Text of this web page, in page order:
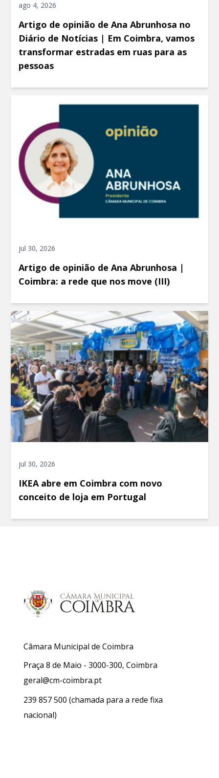
ago 4, 2026
Artigo de opinião de Ana Abrunhosa no
Diário de Notícias | Em Coimbra, vamos
transformar estradas em ruas para as
pessoas
jul 30, 2026
Artigo de opinião de Ana Abrunhosa |
Coimbra: a rede que nos move (III)
jul 30, 2026
IKEA abre em Coimbra com novo
conceito de loja em Portugal
Câmara Municipal de Coimbra
Praça 8 de Maio - 3000-300, Coimbra
geral@cm-coimbra.pt
239 857 500 (chamada para a rede fixa
nacional)